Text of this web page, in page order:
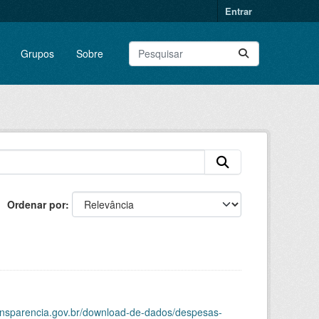
Entrar
Grupos Sobre
Ordenar por
download-de-dados/despesas-